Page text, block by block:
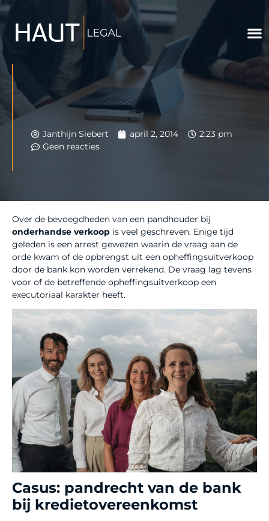
Janthijn Siebert april 2, 2014
2:23 pm
Geen reacties
Over de bevoegdheden van een pandhouder bij
onderhandse verkoop is veel geschreven. Enige tijd
geleden is een arrest gewezen waarin de vraag aan de
orde kwam of de opbrengst uit een opheffingsuitverkoop
door de bank kon worden verrekend. De vraag lag tevens
voor of de betreffende opheffingsuitverkoop een
executoriaal karakter heeft.
Casus: pandrecht van de bank
bij kredietovereenkomst